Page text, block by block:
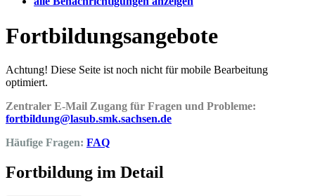
Fortbildungsangebote
Achtung! Diese Seite ist noch nicht für mobile Bearbeitung
optimiert.
Zentraler E-Mail Zugang für Fragen und Probleme:
fortbildung@lasub.smk.sachsen.de
Häufige Fragen: FAQ
Fortbildung im Detail